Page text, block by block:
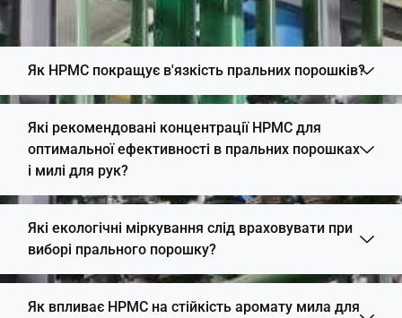
Як HPMC покращує в'язкість пральних порошків?
Які рекомендовані концентрації HPMC для
оптимальної ефективності в пральних порошках
і милі для рук?
Які екологічні міркування слід враховувати при
виборі прального порошку?
Як впливає HPMC на стійкість аромату мила для